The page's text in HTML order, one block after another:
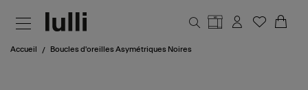
Accueil Boucles d'oreilles Asymétriques Noires